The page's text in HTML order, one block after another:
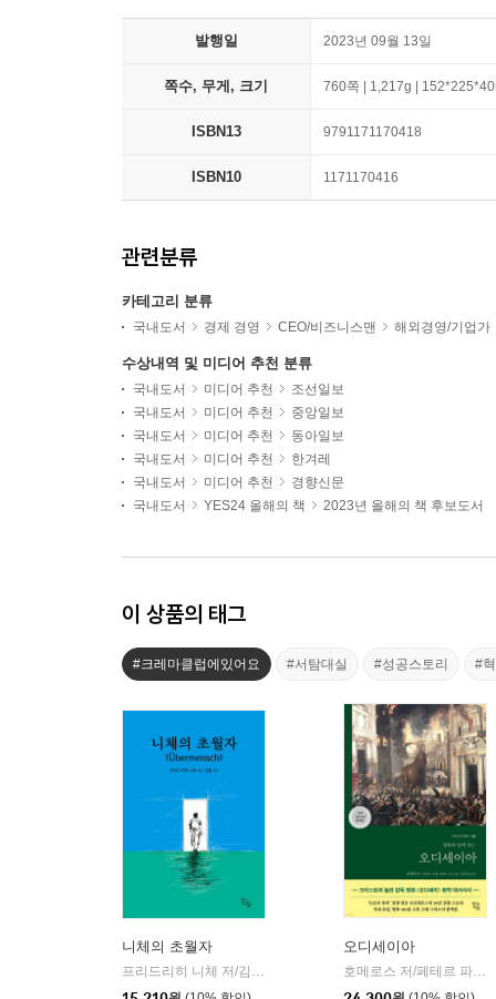
발행일 2023년 09월 13일
쪽수, 무게, 크기 760쪽 | 1,217g |
ISBN13 9791171170418
ISBN10 1171170416
관련분류
카테고리 분류
국내도서 경제 경영 CEO/비즈니스맨 해외경영/기업가
수상내역 및 미디어 추천 분류
국내도서 미디어 추천
조선일보
국내도서
미디어 추천
중앙일보
국내도서
미디어 추천
동아일보
국내도서
미디어 추천
한겨레
국내도서
미디어 추천
경향신문
국내도서
YES24 올해의 책 2023년 올해의 책 후보도서
이 상품의 태그
#크레마클럽에있어요 #서탐대실 #성공스토리 #
니체의 초월자
프리드리히 니체 저/김철 편역
오디세이아
호메로스 저/페테르 파울 루벤스 그림/박문재 역